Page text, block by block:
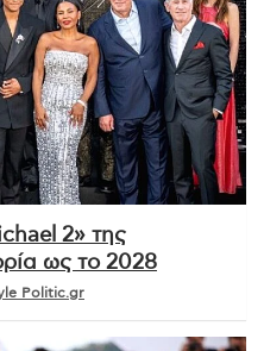
2» της
ως το 2028
Politic.gr